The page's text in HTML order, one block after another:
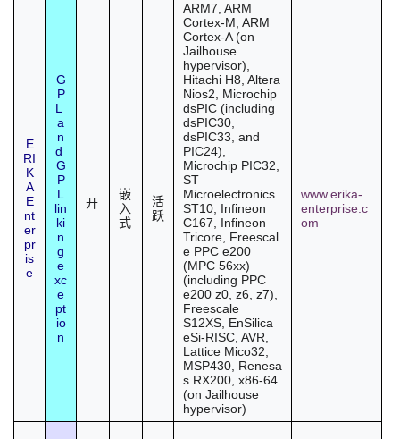
E
RI
K
A
E
nt
er
pr
is
e
G
P
L
a
n
d
G
P
L
lin
ki
n
g
e
xc
e
pt
io
n
开
嵌
入
式
活
跃
ARM7, ARM
Cortex-M, ARM
Cortex-A (on
Jailhouse
hypervisor),
Hitachi H8, Altera
Nios2, Microchip
dsPIC (including
dsPIC30,
dsPIC33, and
PIC24),
Microchip PIC32,
ST
Microelectronics
ST10, Infineon
C167, Infineon
Tricore, Freescal
e PPC e200
(MPC 56xx)
(including PPC
e200 z0, z6, z7),
Freescale
S12XS, EnSilica
eSi-RISC, AVR,
Lattice Mico32,
MSP430, Renesa
s RX200, x86-64
(on Jailhouse
hypervisor)
www.erika-
enterprise.c
om